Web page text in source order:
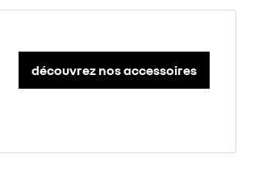
découvrez nos accessoires